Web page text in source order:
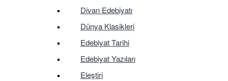
Divan Edebiyatı
Dünya Klasikleri
Edebiyat Tarihi
Edebiyat Yazıları
Eleştiri